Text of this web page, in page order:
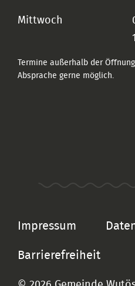
Mittwoch
Termine außerhalb der
Absprache gerne möglich.
Impressum
Barrierefreiheit